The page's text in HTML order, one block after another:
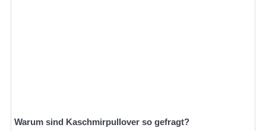
Warum sind Kaschmirpullover so gefragt?